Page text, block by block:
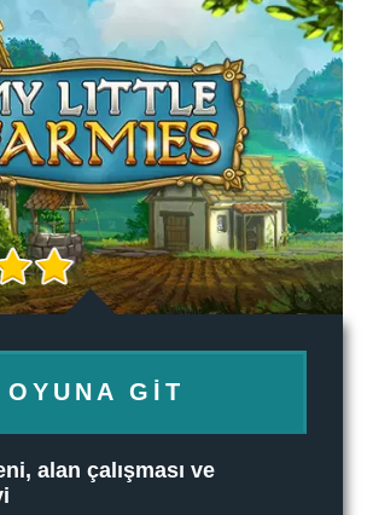
OYUNA GIT
alan çalışması ve